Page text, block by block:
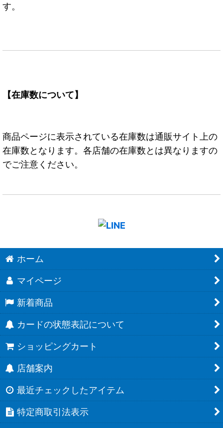
す。
【在庫数について】
商品ページに表示されている在庫数は通販サイト上の
在庫数となります。各店舗の在庫数とは異なりますの
でご注意ください。
ホーム
マイページ
新着商品
カードの状態表記について
ショッピングカート
店舗案内
最近チェックしたアイテム
特定商取引法表示